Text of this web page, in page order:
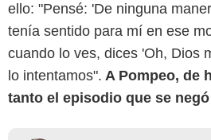
ello: "Pensé: 'De ninguna
tenía sentido para mí en ese
cuando lo ves, dices 'Oh, Dios
lo intentamos". A Pompeo, de
tanto el episodio que se